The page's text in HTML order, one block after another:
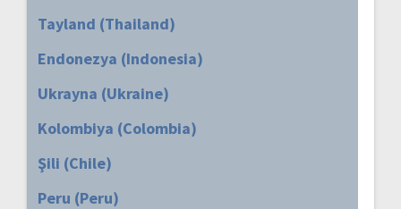
Tayland (Thailand)
Endonezya (Indonesia)
Ukrayna (Ukraine)
Kolombiya (Colombia)
Şili (Chile)
Peru (Peru)